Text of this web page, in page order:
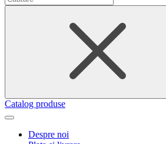
Catalog produse
Despre noi